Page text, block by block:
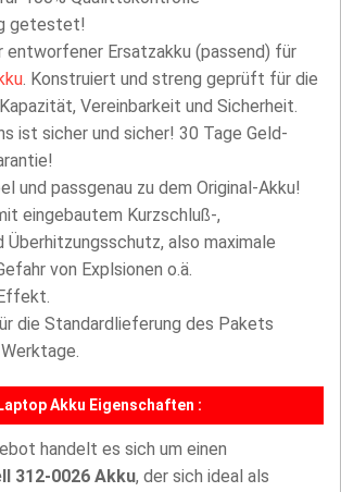
getestet!
entworfener Ersatzakku (passend) für
. Konstruiert und streng geprüft für die
Vereinbarkeit und Sicherheit.
ist sicher und sicher! 30 Tage Geld-
und passgenau zu dem Original-Akku!
eingebautem Kurzschluß-,
Überhitzungsschutz, also maximale
von Explsionen o.ä.
die Standardlieferung des Pakets
Akku Eigenschaften :
handelt es sich um einen
312-0026 Akku, der sich ideal als